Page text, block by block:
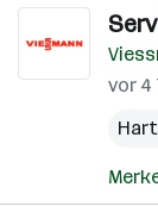
vor 4